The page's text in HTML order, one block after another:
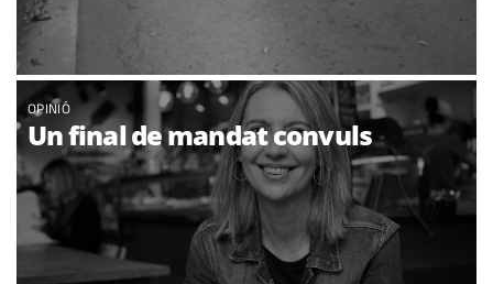
OPINIÓ
Un final de mandat convuls